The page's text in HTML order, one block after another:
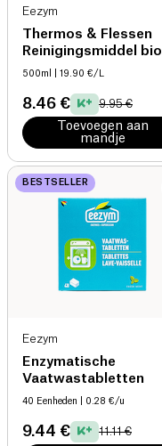
Eezym
Thermos & Flessen
Reinigingsmiddel bio
500ml | 19.90 €/L
8.46 € 9.95 €
Toevoegen aan
mandje
BESTSELLER
Eezym
Enzymatische
Vaatwastabletten
40 Eenheden | 0.28 €/u
9.44 € 11.11 €